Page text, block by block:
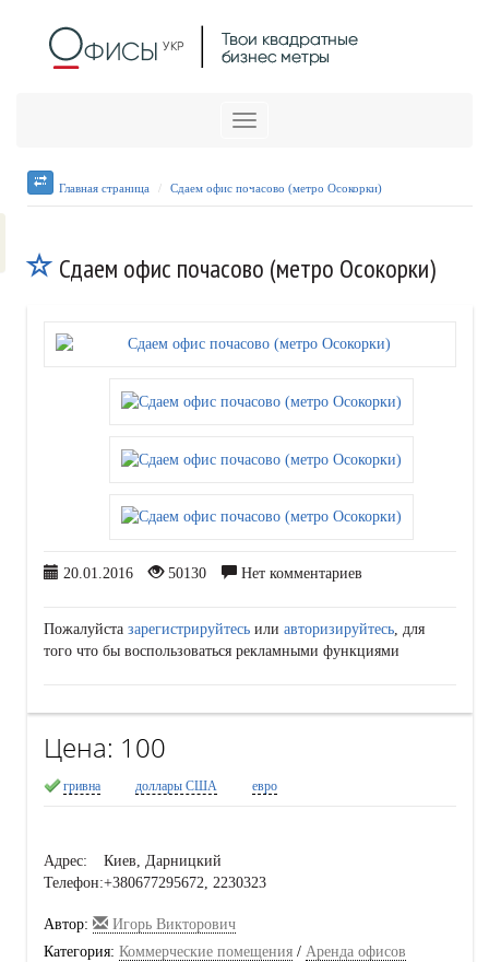
Меню
Главная страница Сдаем офис почасово (метро Осокорки)
Сдаем офис почасово (метро Осокорки)
20.01.2016 50130 Нет комментариев
Пожалуйста зарегистрируйтесь или авторизируйтесь, для
того что бы воспользоваться рекламными функциями
Цена: 100
гривна доллары США евро
Адрес:
Киев, Дарницкий
Телефон:+380677295672, 2230323
Автор:
Игорь Викторович
Категория: Коммерческие помещения / Аренда офисов